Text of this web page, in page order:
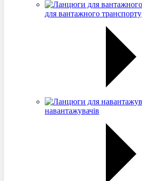
для вантажного транспорту
навантажувачів